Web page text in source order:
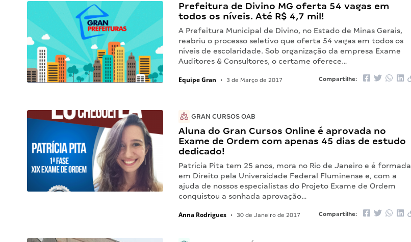
Prefeitura de Divino MG oferta 54 vagas em
todos os níveis. Até R$ 4,7 mil!
A Prefeitura Municipal de Divino, no Estado de Minas Gerais,
reabriu o processo seletivo que oferta 54 vagas em todos os
níveis de escolaridade. Sob organização da empresa Exame
Auditores & Consultores, o certame oferece…
Equipe Gran • 3 de Março de 2017 Compartilhe:
GRAN CURSOS OAB
Aluna do Gran Cursos Online é aprovada no
Exame de Ordem com apenas 45 dias de estudo
dedicado!
Patrícia Pita tem 25 anos, mora no Rio de Janeiro e é formada
em Direito pela Universidade Federal Fluminense e, com a
ajuda de nossos especialistas do Projeto Exame de Ordem
conquistou a sonhada aprovação…
Anna Rodrigues • 30 de Janeiro de 2017 Compartilhe: